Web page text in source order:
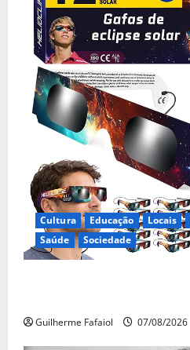
Cultura Educação Locais
Saúde
Sociedade
Guilherme Fafaiol 07/08/2026